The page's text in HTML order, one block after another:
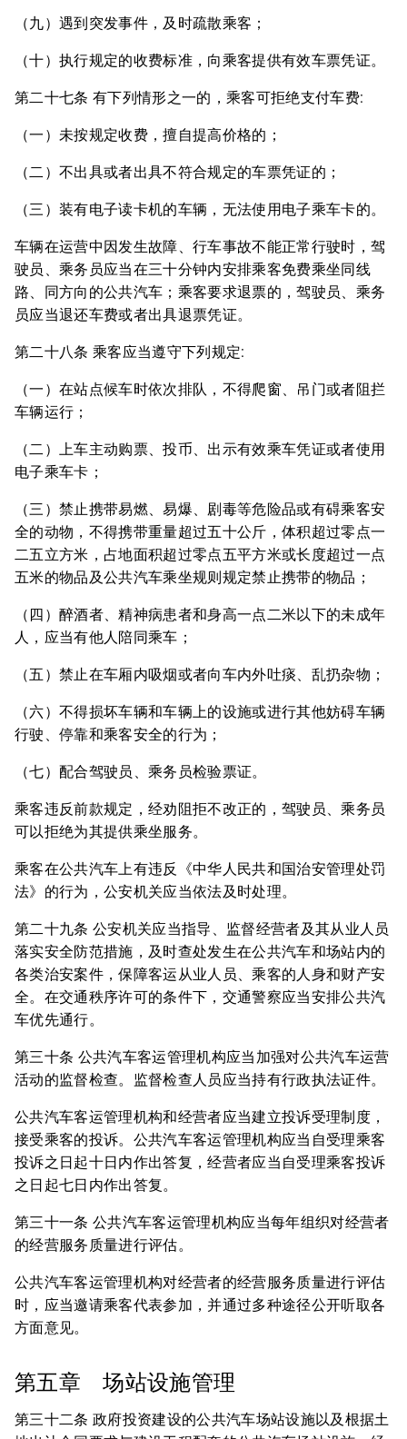
（九）遇到突发事件，及时疏散乘客；
（十）执行规定的收费标准，向乘客提供有效车票凭证。
第二十七条 有下列情形之一的，乘客可拒绝支付车费:
（一）未按规定收费，擅自提高价格的；
（二）不出具或者出具不符合规定的车票凭证的；
（三）装有电子读卡机的车辆，无法使用电子乘车卡的。
车辆在运营中因发生故障、行车事故不能正常行驶时，驾
驶员、乘务员应当在三十分钟内安排乘客免费乘坐同线
路、同方向的公共汽车；乘客要求退票的，驾驶员、乘务
员应当退还车费或者出具退票凭证。
第二十八条 乘客应当遵守下列规定:
（一）在站点候车时依次排队，不得爬窗、吊门或者阻拦
车辆运行；
（二）上车主动购票、投币、出示有效乘车凭证或者使用
电子乘车卡；
（三）禁止携带易燃、易爆、剧毒等危险品或有碍乘客安
全的动物，不得携带重量超过五十公斤，体积超过零点一
二五立方米，占地面积超过零点五平方米或长度超过一点
五米的物品及公共汽车乘坐规则规定禁止携带的物品；
（四）醉酒者、精神病患者和身高一点二米以下的未成年
人，应当有他人陪同乘车；
（五）禁止在车厢内吸烟或者向车内外吐痰、乱扔杂物；
（六）不得损坏车辆和车辆上的设施或进行其他妨碍车辆
行驶、停靠和乘客安全的行为；
（七）配合驾驶员、乘务员检验票证。
乘客违反前款规定，经劝阻拒不改正的，驾驶员、乘务员
可以拒绝为其提供乘坐服务。
乘客在公共汽车上有违反《中华人民共和国治安管理处罚
法》的行为，公安机关应当依法及时处理。
第二十九条 公安机关应当指导、监督经营者及其从业人员
落实安全防范措施，及时查处发生在公共汽车和场站内的
各类治安案件，保障客运从业人员、乘客的人身和财产安
全。在交通秩序许可的条件下，交通警察应当安排公共汽
车优先通行。
第三十条 公共汽车客运管理机构应当加强对公共汽车运营
活动的监督检查。监督检查人员应当持有行政执法证件。
公共汽车客运管理机构和经营者应当建立投诉受理制度，
接受乘客的投诉。公共汽车客运管理机构应当自受理乘客
投诉之日起十日内作出答复，经营者应当自受理乘客投诉
之日起七日内作出答复。
第三十一条 公共汽车客运管理机构应当每年组织对经营者
的经营服务质量进行评估。
公共汽车客运管理机构对经营者的经营服务质量进行评估
时，应当邀请乘客代表参加，并通过多种途径公开听取各
方面意见。
第五章 场站设施管理
第三十二条 政府投资建设的公共汽车场站设施以及根据土